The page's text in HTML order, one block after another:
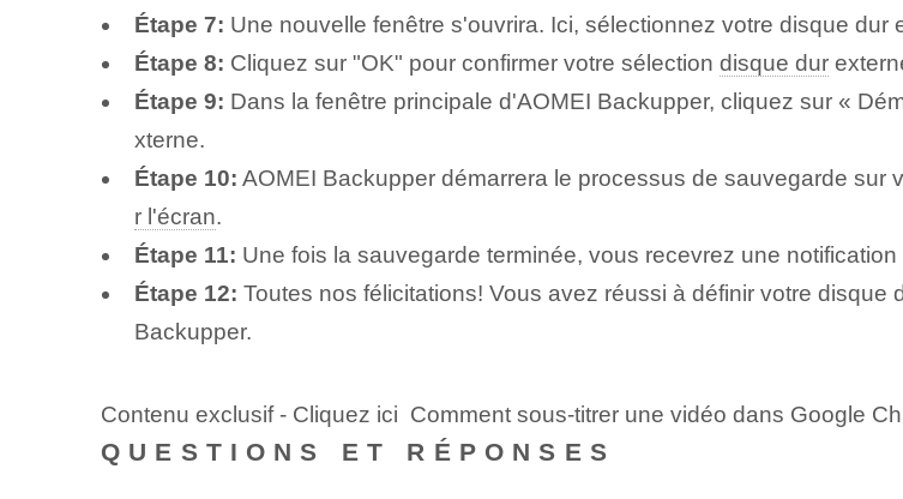
Étape 7: Une nouvelle fenêtre s'ouvrira. Ici, sélectionnez votre disque
Étape 8: Cliquez sur "OK" pour confirmer votre sélection disque dur
Étape 9: Dans la fenêtre principale d'AOMEI Backupper, cliquez sur «
xterne.
Étape 10: AOMEI Backupper démarrera le processus de sauvegarde
r l'écran.
Étape 11: Une fois la sauvegarde terminée, vous recevrez une notification
Étape 12: Toutes nos félicitations! Vous avez réussi à définir votre
Backupper.
Contenu exclusif - Cliquez ici Comment sous-titrer une vidéo dans Google
QUESTIONS ET RÉPONSES